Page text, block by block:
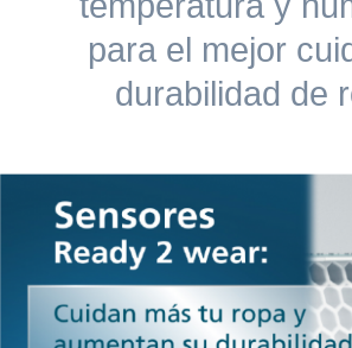
para el mejor
durabilidad de